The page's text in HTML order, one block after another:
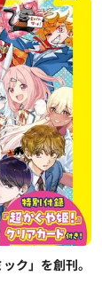
ク」を創刊。